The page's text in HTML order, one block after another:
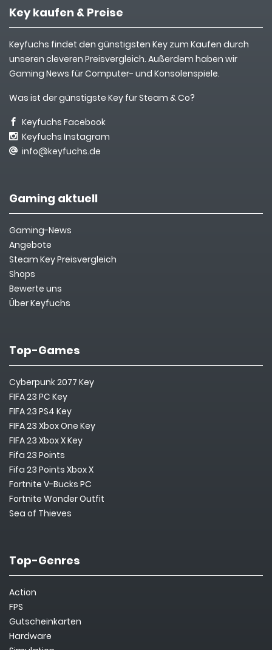
Key kaufen & Preise
Keyfuchs findet den günstigsten Key zum Kaufen durch
unseren cleveren Preisvergleich. Außerdem haben wir
Gaming News für Computer- und Konsolenspiele.
Was ist der günstigste Key für Steam & Co?
Keyfuchs Facebook
Keyfuchs Instagram
info@keyfuchs.de
Gaming aktuell
Gaming-News
Angebote
Steam Key Preisvergleich
Shops
Bewerte uns
Über Keyfuchs
Top-Games
Cyberpunk 2077 Key
FIFA 23 PC Key
FIFA 23 PS4 Key
FIFA 23 Xbox One Key
FIFA 23 Xbox X Key
Fifa 23 Points
Fifa 23 Points Xbox X
Fortnite V-Bucks PC
Fortnite Wonder Outfit
Sea of Thieves
Top-Genres
Action
FPS
Gutscheinkarten
Hardware